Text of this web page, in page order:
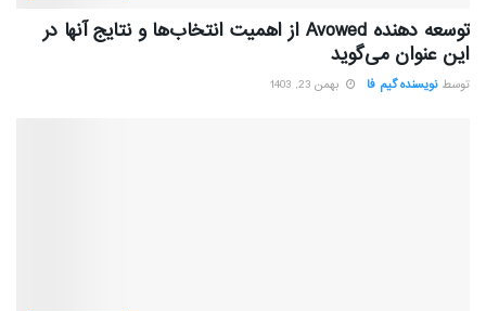
توسعه دهنده Avowed از اهمیت انتخاب‌ها و نتایج آنها در
این عنوان می‌گوید
توسط نویسنده گیم فا بهمن 23, 1403